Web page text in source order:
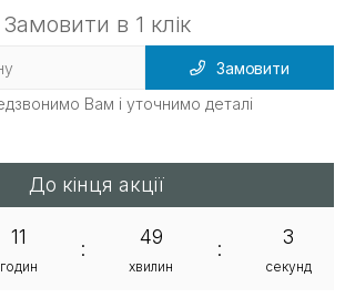
Замовити в 1 клік
Замовити
Вам і уточнимо деталі
До кінця акції
11
годин
:
49
хвилин
:
3
секунд